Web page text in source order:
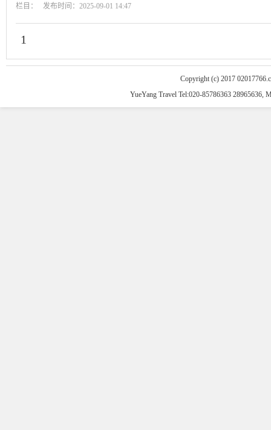
栏目： 发布时间：2025-09-01 14:47
1
Copyright (c) 2017
YueYang Travel Tel:020-85786363 28965636,